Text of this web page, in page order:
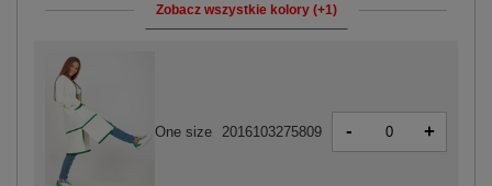
Zobacz wszystkie kolory (+1)
One size 2016103275809 - +